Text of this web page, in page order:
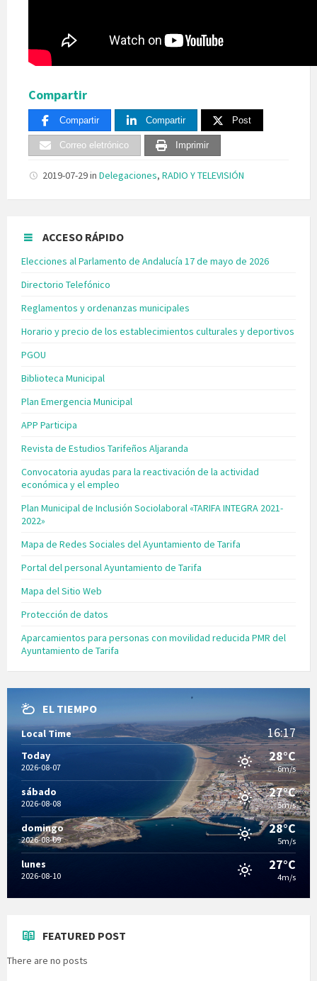
Compartir
Compartir Compartir Post
Correo eletrónico Imprimir
2019-07-29in Delegaciones, RADIO Y TELEVISIÓN
ACCESO RÁPIDO
Elecciones al Parlamento de Andalucía 17 de mayo de 2026
Directorio Telefónico
Reglamentos y ordenanzas municipales
Horario y precio de los establecimientos culturales y deportivos
PGOU
Biblioteca Municipal
Plan Emergencia Municipal
APP Participa
Revista de Estudios Tarifeños Aljaranda
Convocatoria ayudas para la reactivación de la actividad
económica y el empleo
Plan Municipal de Inclusión Sociolaboral «TARIFA INTEGRA 2021-
2022»
Mapa de Redes Sociales del Ayuntamiento de Tarifa
Portal del personal Ayuntamiento de Tarifa
Mapa del Sitio Web
Protección de datos
Aparcamientos para personas con movilidad reducida PMR del
Ayuntamiento de Tarifa
EL TIEMPO
Local Time 16:17
Today
2026-08-07
28°C
6m/s
sábado
2026-08-08
27°C
5m/s
domingo
2026-08-09
28°C
5m/s
lunes
2026-08-10
27°C
4m/s
FEATURED POST
There are no posts